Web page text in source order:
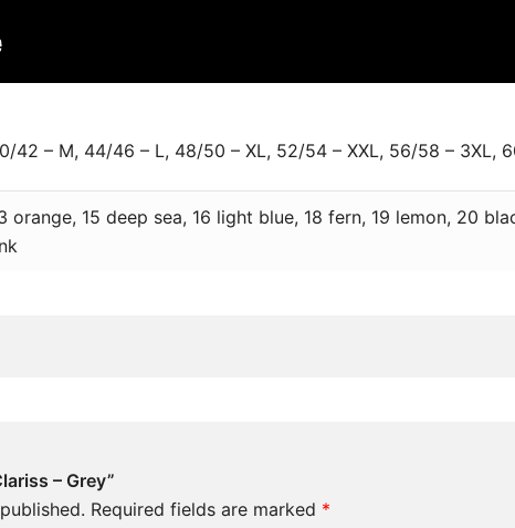
42 – M, 44/46 – L, 48/50 – XL, 52/54 – XXL, 56/58 – 3XL,
orange, 15 deep sea, 16 light blue, 18 fern, 19 lemon, 20
– Grey”
Required fields are marked *